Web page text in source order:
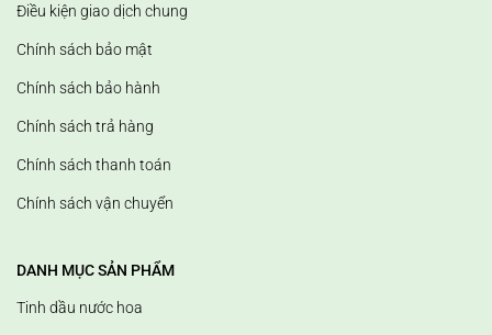
Điều kiện giao dịch chung
Chính sách bảo mật
Chính sách bảo hành
Chính sách trả hàng
Chính sách thanh toán
Chính sách vận chuyển
DANH MỤC SẢN PHẨM
Tinh dầu nước hoa